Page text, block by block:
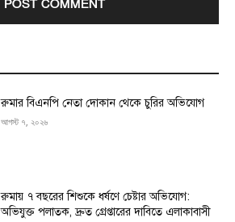
রুমার বিএনপি নেতা দোকান থেকে চুরির অভিযোগ
আগস্ট ৭, ২০২৬
রুমায় ৭ বছরের শিশুকে ধর্ষণে চেষ্টার অভিযোগ:
অভিযুক্ত পলাতক, দ্রুত গ্রেপ্তারের দাবিতে এলাকাবাসী